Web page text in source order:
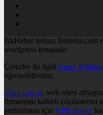
BirHaber teması Birtema.com
wordpress temasıdır.
Çerezler ile ilgili Çerez
öğrenebilirsiniz.
Vakit.com.tr, web sitesi
firmasının kaliteli çözümlerini
performans için VPS Server